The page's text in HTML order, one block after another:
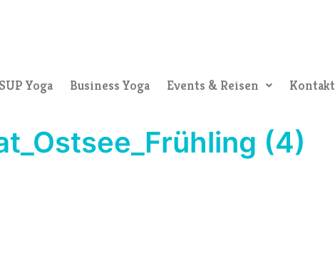
SUP Yoga Business Yoga Events & Reisen Kontakt
(4)